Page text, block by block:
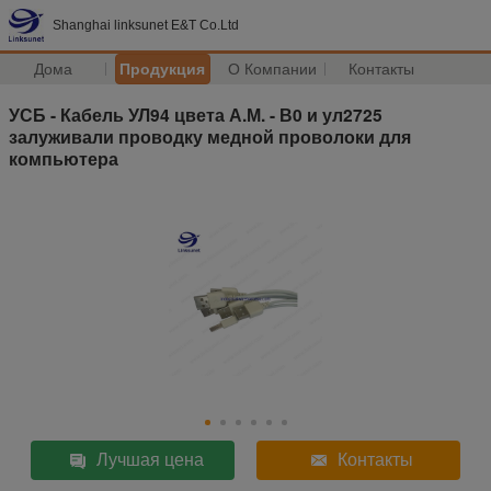
Shanghai linksunet E&T Co.Ltd
Дома Продукция О Компании Контакты
УСБ - Кабель УЛ94 цвета А.М. - В0 и ул2725
залуживали проводку медной проволоки для
компьютера
Лучшая цена Контакты